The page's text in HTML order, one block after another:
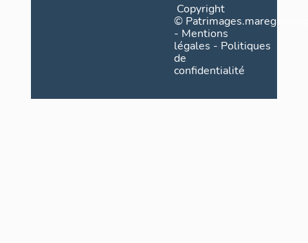
Copyright
©
- Mentions
légales - Politiques
de
confidentialité